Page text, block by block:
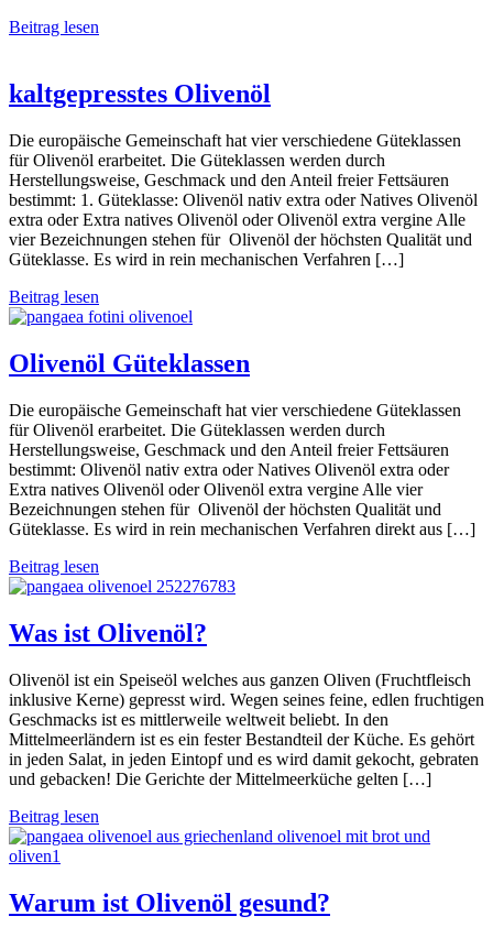
Beitrag lesen
kaltgepresstes Olivenöl
Die europäische Gemeinschaft hat vier verschiedene Güteklassen
für Olivenöl erarbeitet. Die Güteklassen werden durch
Herstellungsweise, Geschmack und den Anteil freier Fettsäuren
bestimmt: 1. Güteklasse: Olivenöl nativ extra oder Natives Olivenöl
extra oder Extra natives Olivenöl oder Olivenöl extra vergine Alle
vier Bezeichnungen stehen für Olivenöl der höchsten Qualität und
Güteklasse. Es wird in rein mechanischen Verfahren […]
Beitrag lesen
Olivenöl Güteklassen
Die europäische Gemeinschaft hat vier verschiedene Güteklassen
für Olivenöl erarbeitet. Die Güteklassen werden durch
Herstellungsweise, Geschmack und den Anteil freier Fettsäuren
bestimmt: Olivenöl nativ extra oder Natives Olivenöl extra oder
Extra natives Olivenöl oder Olivenöl extra vergine Alle vier
Bezeichnungen stehen für Olivenöl der höchsten Qualität und
Güteklasse. Es wird in rein mechanischen Verfahren direkt aus […]
Beitrag lesen
Was ist Olivenöl?
Olivenöl ist ein Speiseöl welches aus ganzen Oliven (Fruchtfleisch
inklusive Kerne) gepresst wird. Wegen seines feine, edlen fruchtigen
Geschmacks ist es mittlerweile weltweit beliebt. In den
Mittelmeerländern ist es ein fester Bestandteil der Küche. Es gehört
in jeden Salat, in jeden Eintopf und es wird damit gekocht, gebraten
und gebacken! Die Gerichte der Mittelmeerküche gelten […]
Beitrag lesen
Warum ist Olivenöl gesund?